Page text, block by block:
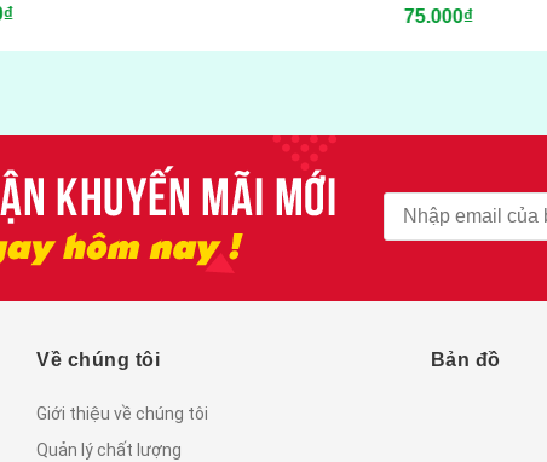
KITKOOL gói 300gram
75.000₫
Về chúng tôi
Giới thiệu về chúng tôi
Quản lý chất lượng
Bản đồ